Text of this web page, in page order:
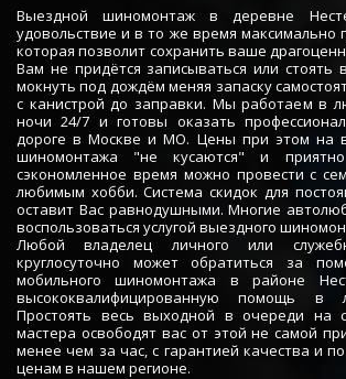
Выездной шиномонтаж в деревне
удовольствие и в то же время максимально
которая позволит сохранить ваше
Вам не придётся записываться или
мокнуть под дождём меняя запаску
с канистрой до заправки. Мы работаем в
ночи 24/7 и готовы оказать
дороге в Москве и МО. Цены при этом на
шиномонтажа "не кусаются" и
сэкономленное время можно провести с
любимым хобби. Система скидок для
оставит Вас равнодушными. Многие
воспользоваться услугой выездного
Любой владелец личного или
круглосуточно может обратиться за
мобильного шиномонтажа в районе
высококвалифицированную помощь в
Простоять весь выходной в очереди на
мастера освободят вас от этой не самой
менее чем за час, с гарантией качества и
ценам в нашем регионе.